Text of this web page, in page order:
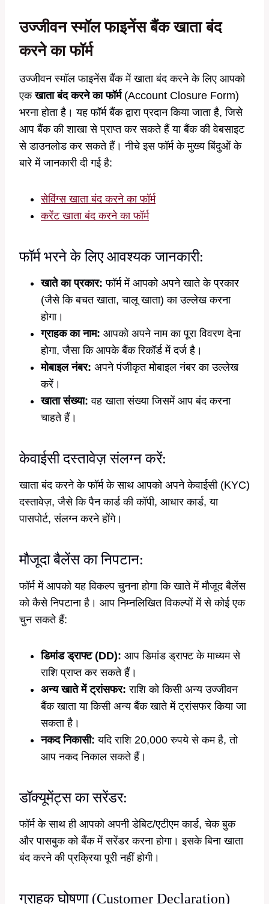
उज्जीवन स्मॉल फाइनेंस बैंक खाता बंद
करने का फॉर्म
उज्जीवन स्मॉल फाइनेंस बैंक में खाता बंद करने के लिए आपको
एकखाता बंद करने का फॉर्म(Account Closure Form)
भरना होता है। यह फॉर्म बैंक द्वारा प्रदान किया जाता है, जिसे
आप बैंक की शाखा से प्राप्त कर सकते हैं या बैंक की वेबसाइट
से डाउनलोड कर सकते हैं। नीचे इस फॉर्म के मुख्य बिंदुओं के
बारे में जानकारी दी गई है:
सेविंग्स खाता बंद करने का फॉर्म
करेंट खाता बंद करने का फॉर्म
फॉर्म भरने के लिए आवश्यक जानकारी:
खाते का प्रकार: फॉर्म में आपको अपने खाते के प्रकार
(जैसे कि बचत खाता, चालू खाता) का उल्लेख करना
होगा।
ग्राहक का नाम: आपको अपने नाम का पूरा विवरण देना
होगा, जैसा कि आपके बैंक रिकॉर्ड में दर्ज है।
मोबाइल नंबर: अपने पंजीकृत मोबाइल नंबर का उल्लेख
करें।
खाता संख्या: वह खाता संख्या जिसमें आप बंद करना
चाहते हैं।
केवाईसी दस्तावेज़ संलग्न करें:
खाता बंद करने के फॉर्म के साथ आपको अपने केवाईसी (KYC)
दस्तावेज़, जैसे कि पैन कार्ड की कॉपी, आधार कार्ड, या
पासपोर्ट, संलग्न करने होंगे।
मौजूदा बैलेंस का निपटान:
फॉर्म में आपको यह विकल्प चुनना होगा कि खाते में मौजूद बैलेंस
को कैसे निपटाना है। आप निम्नलिखित विकल्पों में से कोई एक
चुन सकते हैं:
डिमांड ड्राफ्ट (DD): आप डिमांड ड्राफ्ट के माध्यम से
राशि प्राप्त कर सकते हैं।
अन्य खाते में ट्रांसफर: राशि को किसी अन्य उज्जीवन
बैंक खाता या किसी अन्य बैंक खाते में ट्रांसफर किया जा
सकता है।
नकद निकासी: यदि राशि 20,000 रुपये से कम है, तो
आप नकद निकाल सकते हैं।
डॉक्यूमेंट्स का सरेंडर:
फॉर्म के साथ ही आपको अपनी डेबिट/एटीएम कार्ड, चेक बुक
और पासबुक को बैंक में सरेंडर करना होगा। इसके बिना खाता
बंद करने की प्रक्रिया पूरी नहीं होगी।
ग्राहक घोषणा (Customer Declaration)